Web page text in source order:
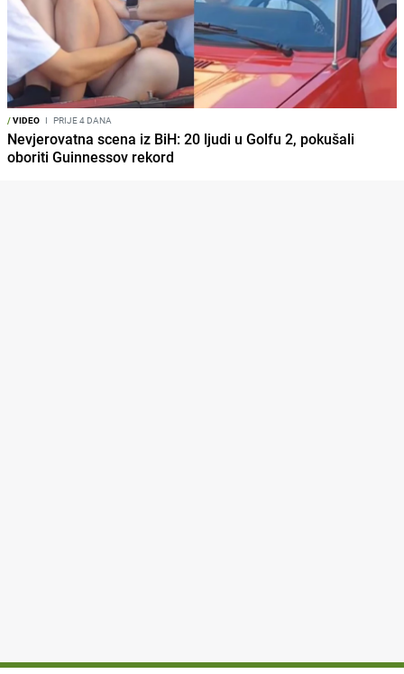
/VIDEO I PRIJE 4 DANA
Nevjerovatna scena iz BiH: 20 ljudi u Golfu 2, pokušali
oboriti Guinnessov rekord